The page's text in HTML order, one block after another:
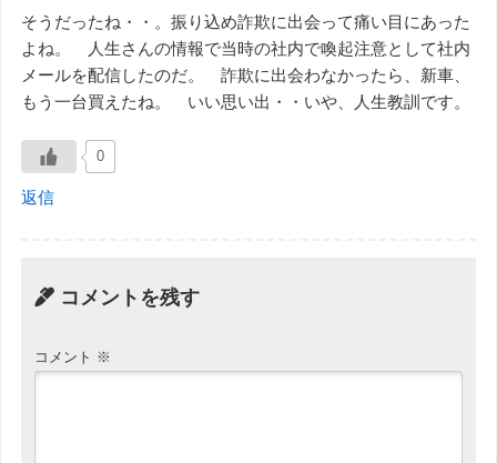
そうだったね・・。振り込め詐欺に出会って痛い目にあった
よね。 人生さんの情報で当時の社内で喚起注意として社内
メールを配信したのだ。 詐欺に出会わなかったら、新車、
もう一台買えたね。 いい思い出・・いや、人生教訓です。
0
返信
コメントを残す
コメント ※